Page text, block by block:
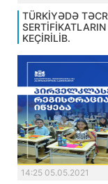
TÜRKİYƏDƏ
KEÇİRİLİB.
14:25 05.05.2021